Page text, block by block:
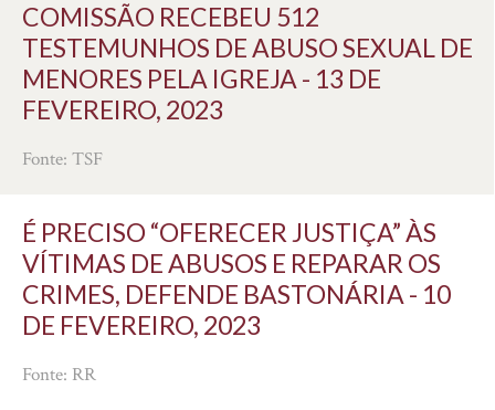
COMISSÃO RECEBEU 512
TESTEMUNHOS DE ABUSO SEXUAL DE
MENORES PELA IGREJA - 13 DE
FEVEREIRO, 2023
Fonte: TSF
É PRECISO “OFERECER JUSTIÇA” ÀS
VÍTIMAS DE ABUSOS E REPARAR OS
CRIMES, DEFENDE BASTONÁRIA - 10
DE FEVEREIRO, 2023
Fonte: RR